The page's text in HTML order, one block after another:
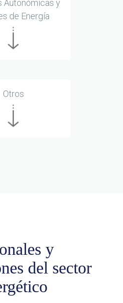
Autonómicas y
de Energía
Otros
y
del sector